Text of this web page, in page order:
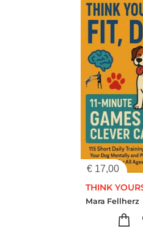
€ 17,00
Mara Fellherz